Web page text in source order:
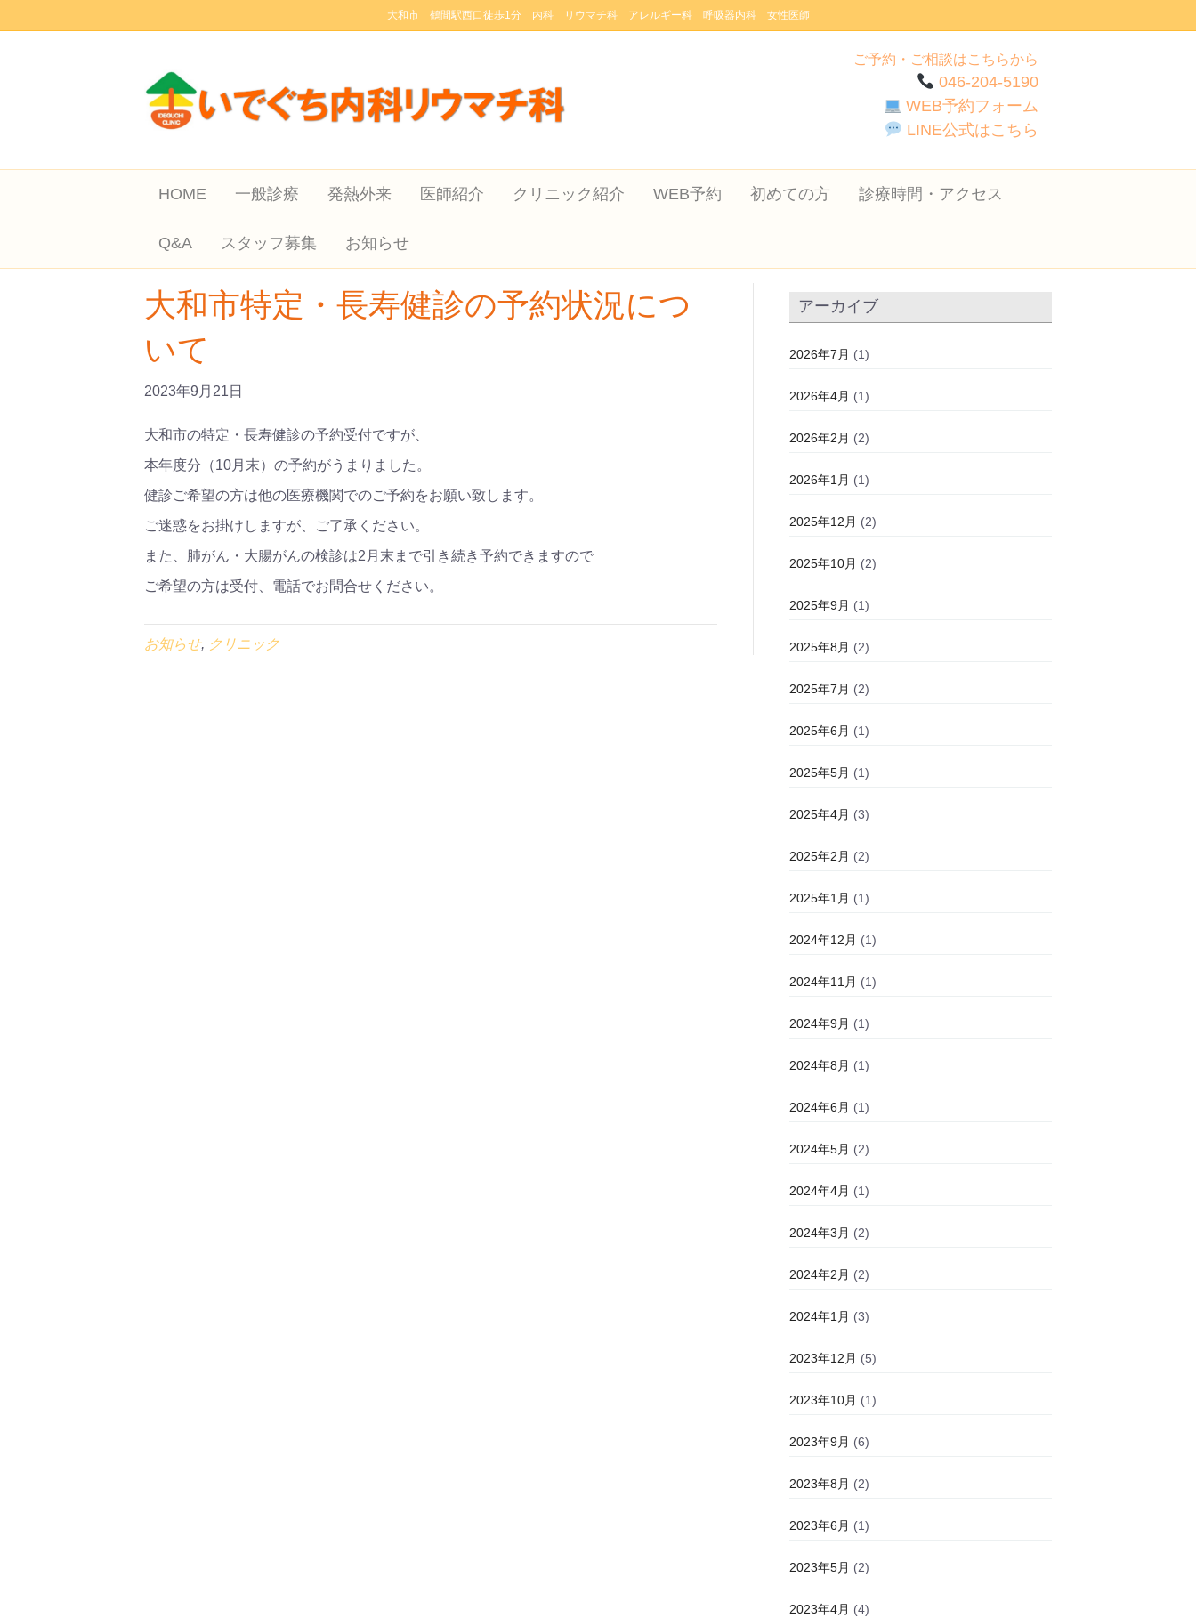
大和市 鶴間駅西口徒歩1分 内科 リウマチ科 アレルギー科 呼吸器内科 女性医師
ご予約・ご相談はこちらから
046-204-5190
WEB予約フォーム
LINE公式はこちら
HOME 一般診療 発熱外来 医師紹介 クリニック紹介 WEB予約 初めての方 診療時間・アクセス
Q&A スタッフ募集 お知らせ
大和市特定・長寿健診の予約状況につ
いて
2023年9月21日
大和市の特定・長寿健診の予約受付ですが、
本年度分（10月末）の予約がうまりました。
健診ご希望の方は他の医療機関でのご予約をお願い致します。
ご迷惑をお掛けしますが、ご了承ください。
また、肺がん・大腸がんの検診は2月末まで引き続き予約できますので
ご希望の方は受付、電話でお問合せください。
お知らせ, クリニック
アーカイブ
2026年7月 (1)
2026年4月 (1)
2026年2月 (2)
2026年1月 (1)
2025年12月 (2)
2025年10月 (2)
2025年9月 (1)
2025年8月 (2)
2025年7月 (2)
2025年6月 (1)
2025年5月 (1)
2025年4月 (3)
2025年2月 (2)
2025年1月 (1)
2024年12月 (1)
2024年11月 (1)
2024年9月 (1)
2024年8月 (1)
2024年6月 (1)
2024年5月 (2)
2024年4月 (1)
2024年3月 (2)
2024年2月 (2)
2024年1月 (3)
2023年12月 (5)
2023年10月 (1)
2023年9月 (6)
2023年8月 (2)
2023年6月 (1)
2023年5月 (2)
2023年4月 (4)